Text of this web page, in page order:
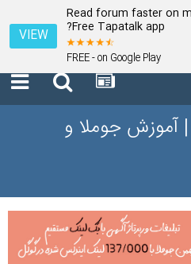
Read forum faster on
Free Tapatalk app?
FREE - on Google Play
VIEW
آموزش جوملا و